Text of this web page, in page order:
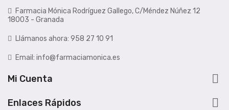
Farmacia Mónica Rodríguez Gallego, C/Méndez Núñez 12
18003 - Granada
Llámanos ahora: 958 27 10 91
Email: info@farmaciamonica.es
Mi Cuenta 
Enlaces Rápidos 